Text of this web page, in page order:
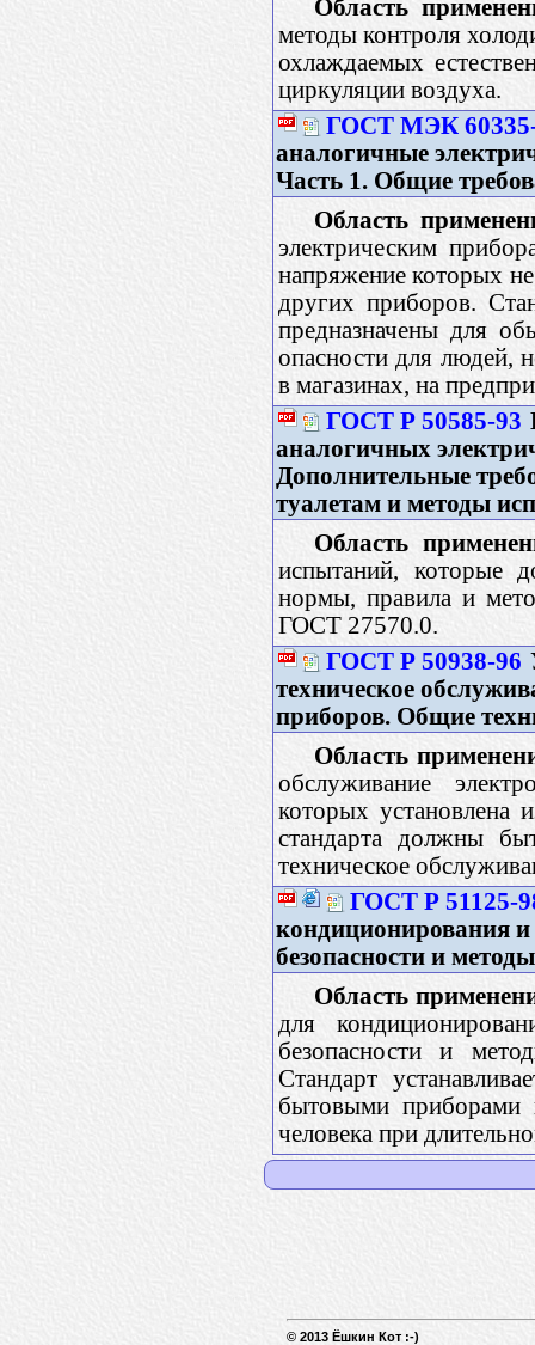
Область
методы контроля
охлаждаемых
циркуляции воздуха.
ГОСТ МЭК
аналогичные
Часть 1. Общие
Область
электрическим
напряжение которых
других приборов.
предназначены для
опасности для людей,
в магазинах, на
ГОСТ Р 50585-93
аналогичных
Дополнительные
туалетам и методы
Область
испытаний, которые
нормы, правила и
ГОСТ 27570.0.
ГОСТ Р 50938-96
техническое
приборов. Общие
Область
обслуживание
которых установлена
стандарта должны
техническое
ГОСТ Р 51125-
кондиционирования и
безопасности и
Область
для
безопасности и
Стандарт
бытовыми приборами
человека при
© 2013 Ёшкин Кот :-)